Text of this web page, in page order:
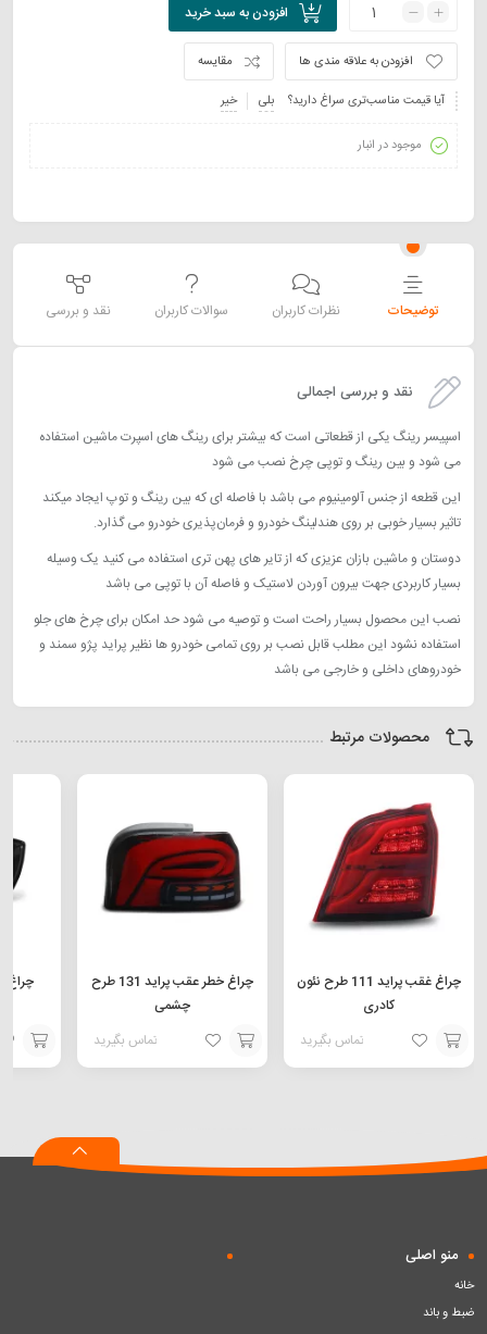
افزودن به سبد خرید
مقایسه
افزودن به علاقه مندی ها
آیا قیمت مناسب‌تری سراغ دارید؟
بلی خیر
موجود در انبار
توضیحات نظرات کاربران سوالات کاربران نقد و بررسی
نقد و بررسی اجمالی
اسپیسر رینگ یکی از قطعاتی است که بیشتر برای رینگ های اسپرت ماشین استفاده
می شود و بین رینگ و توپی چرخ نصب می شود
این قطعه از جنس آلومینیوم می باشد با فاصله ای که بین رینگ و توپ ایجاد میکند
تاثیر بسیار خوبی بر روی هندلینگ خودرو و فرمان‌پذیری خودرو می گذارد.
دوستان و ماشین بازان عزیزی که از تایر های پهن تری استفاده می کنید یک وسیله
بسیار کاربردی جهت بیرون آوردن لاستیک و فاصله آن با توپی می باشد
نصب این محصول بسیار راحت است و توصیه می شود حد امکان برای چرخ های جلو
استفاده نشود این مطلب قابل نصب بر روی تمامی خودرو ها نظیر پراید پژو سمند و
خودروهای داخلی و خارجی می باشد
محصولات مرتبط
چراغ غقب پراید 111 طرح نئون
کادری
تماس بگیرید
افزودن
چراغ خطر عقب پراید 131 طرح
چشمی
تماس بگیرید
افزودن
افزودن
سبد
منو اصلی
خانه
ضبط و باند